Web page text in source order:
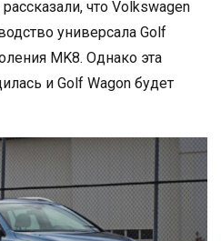
что Volkswagen
универсала Golf
MK8. Однако эта
и Golf Wagon будет